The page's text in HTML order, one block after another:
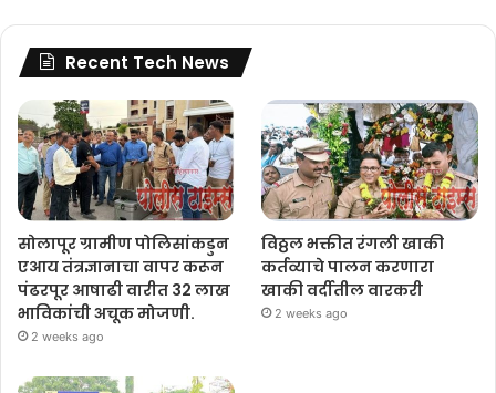
Recent Tech News
सोलापूर ग्रामीण पोलिसांकडुन
एआय तंत्रज्ञानाचा वापर करून
पंढरपूर आषाढी वारीत 32 लाख
भाविकांची अचूक मोजणी.
2 weeks ago
विठ्ठल भक्तीत रंगली खाकी
कर्तव्याचे पालन करणारा
खाकी वर्दीतील वारकरी
2 weeks ago